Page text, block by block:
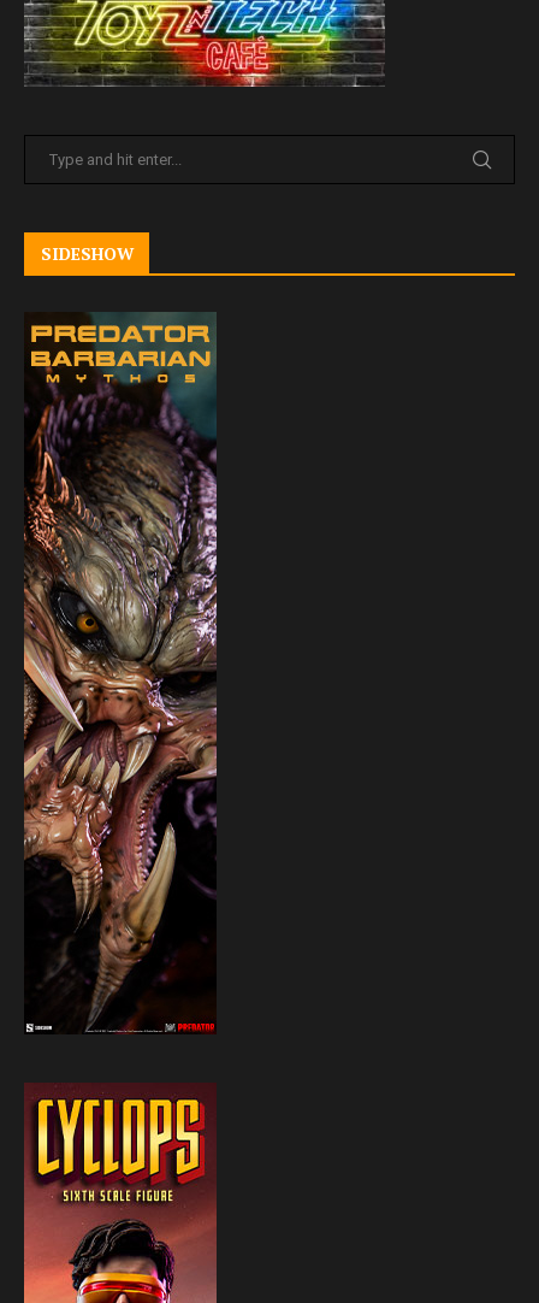
SIDESHOW